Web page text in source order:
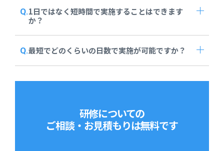
1日ではなく短時間で実施することはできます
か？
最短でどのくらいの日数で実施が可能ですか？
研修についての
ご相談・お見積もりは無料です